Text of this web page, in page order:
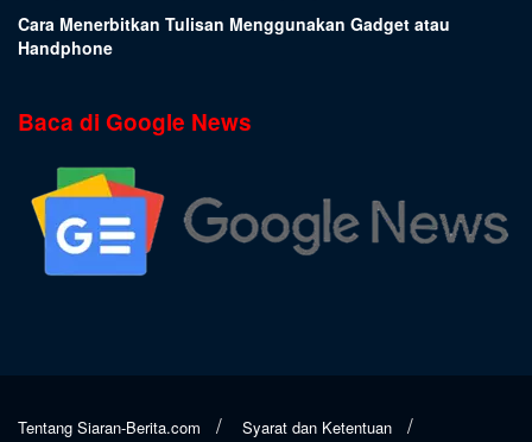
Cara Menerbitkan Tulisan Menggunakan Gadget atau
Handphone
Baca di Google News
Tentang Siaran-Berita.com Syarat dan Ketentuan